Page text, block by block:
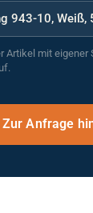
Artikel mit